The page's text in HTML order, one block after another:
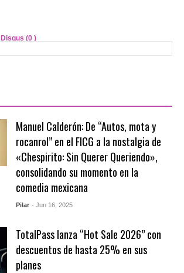
Disqus (0 )
Manuel Calderón: De “Autos, mota y
rocanrol” en el FICG a la nostalgia de
«Chespirito: Sin Querer Queriendo»,
consolidando su momento en la
comedia mexicana
Pilar - Jun 16, 2025
TotalPass lanza “Hot Sale 2026” con
descuentos de hasta 25% en sus
planes